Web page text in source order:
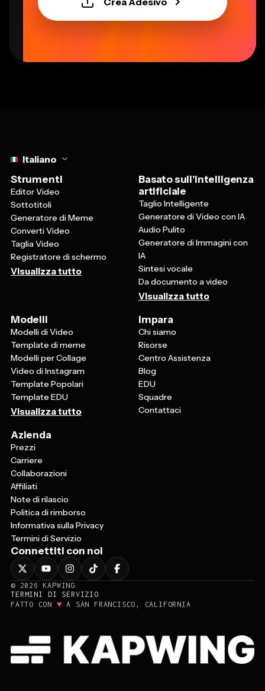
Italiano
Strumenti
Editor Video
Sottotitoli
Generatore di Meme
Converti Video
Taglia Video
Registratore di schermo
Visualizza tutto
Basato sull'intelligenza
artificiale
Taglio Intelligente
Generatore di Video con IA
Audio Pulito
Generatore di Immagini con
IA
Sintesi vocale
Da documento a video
Visualizza tutto
Modelli
Modelli di Video
Template di meme
Modelli per Collage
Video di Instagram
Template Popolari
Template EDU
Visualizza tutto
Impara
Chi siamo
Risorse
Centro Assistenza
Blog
EDU
Squadre
Contattaci
Azienda
Prezzi
Carriere
Collaborazioni
Affiliati
Note di rilascio
Politica di rimborso
Informativa sulla Privacy
Termini di Servizio
Connettiti con noi
© 2026
KAPWING
TERMINI DI SERVIZIO
FATTO CON ♥ A SAN FRANCISCO, CALIFORNIA